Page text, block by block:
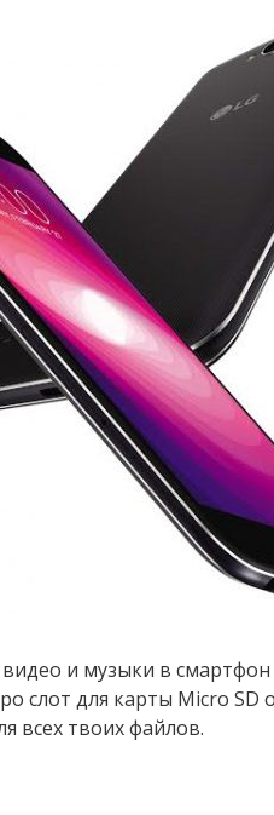
и музыки в смартфон
слот для карты Micro SD
всех твоих файлов.